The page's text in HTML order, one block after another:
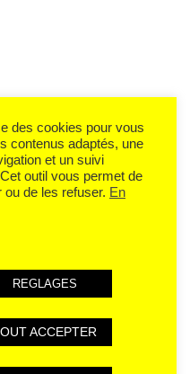
des cookies pour vous
contenus adaptés, une
et un suivi
outil vous permet de
ou de les refuser. En
REGLAGES
ACCEPTER